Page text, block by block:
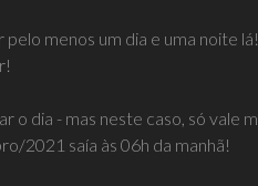
menos um dia e uma noite
dia - mas neste caso, só vale
2021 saía às 06h da manhã!